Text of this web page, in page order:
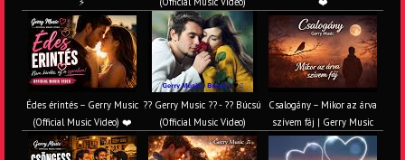
Édes érintés – Gerry Music
(Official Music Video) ❤️
?? Gerry Music ?? - ?? Búcsú
(Official Music Video)
Csalogány – Mikor az árva
szívem fáj | Gerry Music